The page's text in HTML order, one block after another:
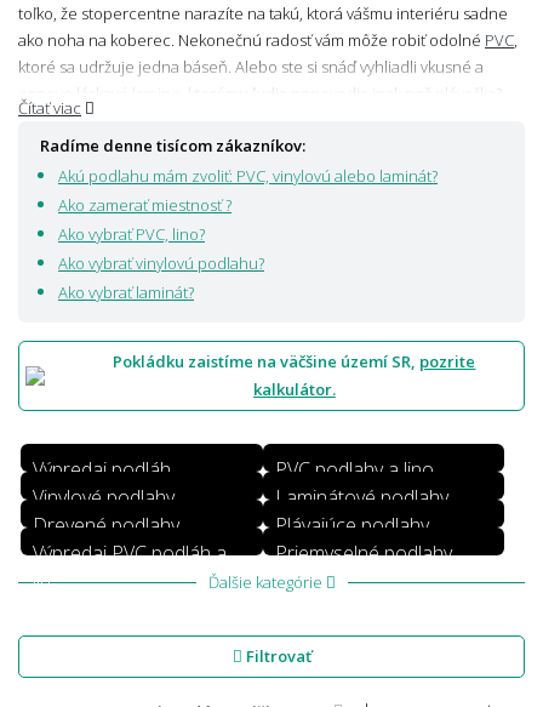
Radíme denne tisícom zákazníkov:
Akú podlahu mám zvoliť: PVC, vinylovú alebo laminát?
Ako zamerať miestnosť ?
Ako vybrať PVC, lino?
Ako vybrať vinylovú podlahu?
Ako vybrať laminát?
toľko, že stopercentne narazíte na takú, ktorá vášmu interiéru sadne
ako noha na koberec. Nekonečnú radosť vám môže robiť odolné PVC
ktoré sa udržuje jedna báseň. Alebo ste si snáď vyhliadli vkusné a
cenovo láskavé
, ktorému ľudia nepovedia inak než plávačka?
Do kuchýň aj kúpeľní s radosťou pošlite vode odolný vinyl, pretože
vinylová podlaha má vlhkosť na saláme. S prehľadom tiež zvládne
maznáčikov a deti. A ak vám srdce bije pre drevo, aj s tým si u nás
prídete na svoje. Na krásu a nadčasovosť
Aladín dopustiť.
Čítať viac
Pokládku zaistíme na väčšine území SR, pozrite
kalkulátor.
Výpredaj podláh
PVC podlahy a lino
Vinylové podlahy
Laminátové podlahy
Drevené podlahy
Plávajúce podlahy
Výpredaj PVC podláh a
lin
Priemyselné podlahy
Ďalšie kategórie
Filtrovať